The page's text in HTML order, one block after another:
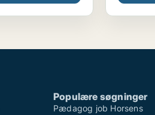
Populære søgninger
Pædagog job Horsens